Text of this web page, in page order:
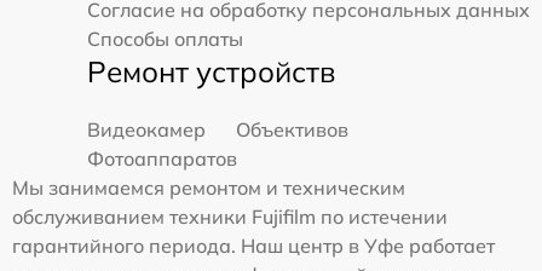
Согласие на обработку персональных данных
Способы оплаты
Ремонт устройств
Видеокамер
Объективов
Фотоаппаратов
Мы занимаемся ремонтом и техническим
обслуживанием техники Fujifilm по истечении
гарантийного периода. Наш центр в Уфе работает